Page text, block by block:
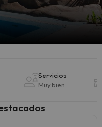
Servicios
Muy bien